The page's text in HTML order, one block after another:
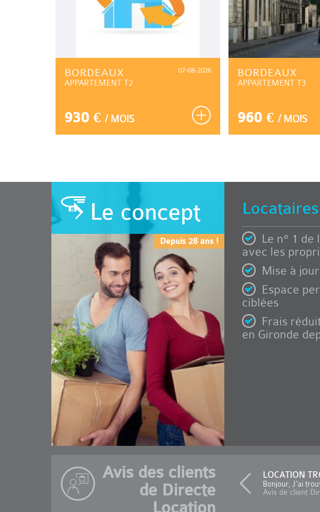
07-08-2026
BORDEAUX
APPARTEMENT T2
930 €/ MOIS
BORDEAUX
APPARTEMENT T3
960 €/ MOIS
Le concept
Depuis 28 ans !
Locataires
Le n° 1
avec les
Mise à
Espace
ciblées
Frais
en Gironde
Avis des clients
de Directe
Location
LOCATION
Bonjour, J'ai
Avis de client